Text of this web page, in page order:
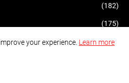
(182)
(175)
(308)
your experience. Learn more